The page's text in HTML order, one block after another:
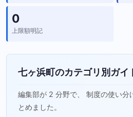
0
上限額明記
七ヶ浜町のカテゴリ別ガイ
編集部が 2 分野で、 制度の使い分
とめました。